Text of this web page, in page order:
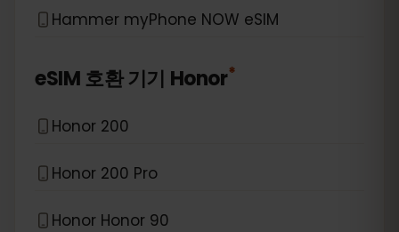
Hammer myPhone NOW eSIM
eSIM 호환 기기 Honor*
Honor 200
Honor 200 Pro
Honor Honor 90